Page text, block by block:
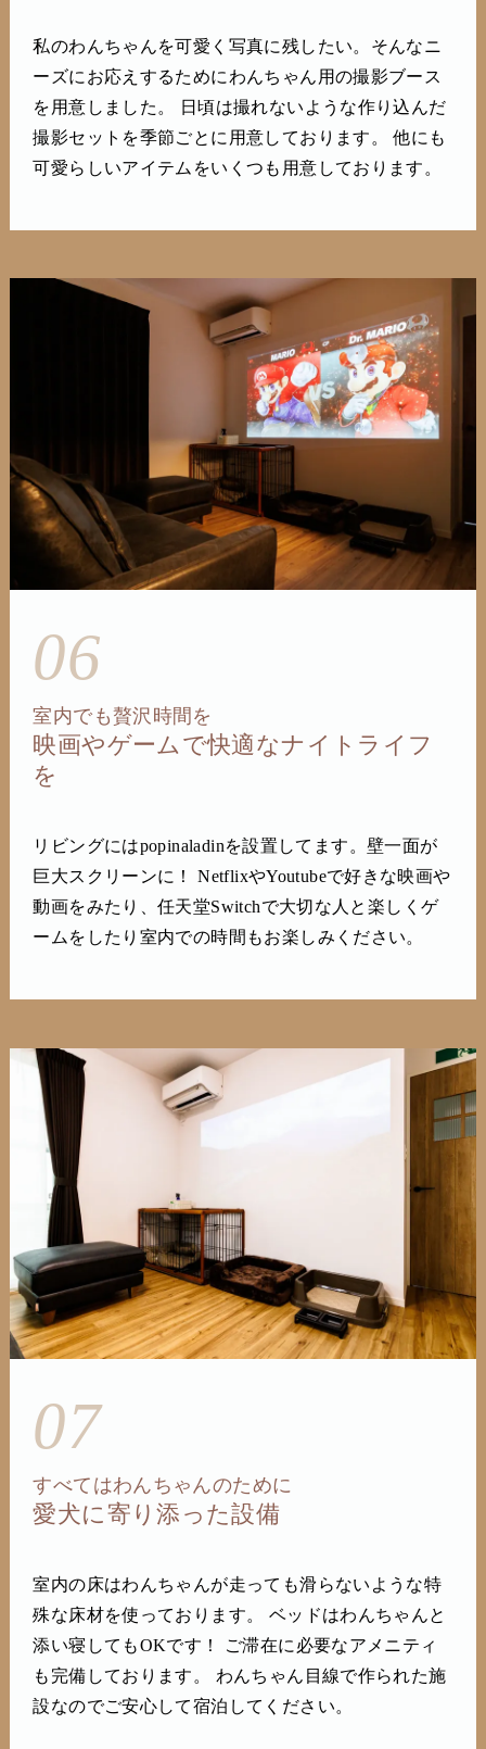
私のわんちゃんを可愛く写真に残したい。そんなニ
ーズにお応えするためにわんちゃん用の撮影ブース
を用意しました。 日頃は撮れないような作り込んだ
撮影セットを季節ごとに用意しております。 他にも
可愛らしいアイテムをいくつも用意しております。
06
室内でも贅沢時間を
映画やゲームで快適なナイトライフ
を
リビングにはpopinaladinを設置してます。壁一面が
巨大スクリーンに！ NetflixやYoutubeで好きな映画や
動画をみたり、任天堂Switchで大切な人と楽しくゲ
ームをしたり室内での時間もお楽しみください。
07
すべてはわんちゃんのために
愛犬に寄り添った設備
室内の床はわんちゃんが走っても滑らないような特
殊な床材を使っております。 ベッドはわんちゃんと
添い寝してもOKです！ ご滞在に必要なアメニティ
も完備しております。 わんちゃん目線で作られた施
設なのでご安心して宿泊してください。